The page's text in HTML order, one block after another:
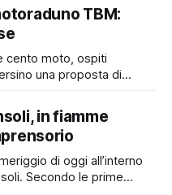
attraverso l’Albo
Il Consiglio
TBM:
cento moto, ospiti
una proposta di
un evento che ha
richiamando
il Lazio e dalle regioni
in fiamme
di oggi all’interno
Secondo le prime